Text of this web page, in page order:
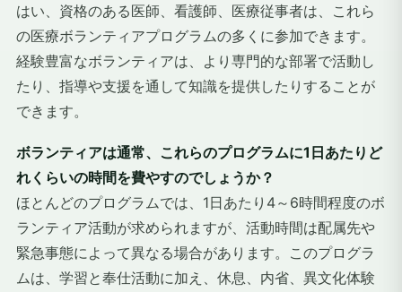
はい、資格のある医師、看護師、医療従事者は、これら
の医療ボランティアプログラムの多くに参加できます。
経験豊富なボランティアは、より専門的な部署で活動し
たり、指導や支援を通して知識を提供したりすることが
できます。
ボランティアは通常、これらのプログラムに1日あたりど
れくらいの時間を費やすのでしょうか？
ほとんどのプログラムでは、1日あたり4～6時間程度のボ
ランティア活動が求められますが、活動時間は配属先や
緊急事態によって異なる場合があります。このプログラ
ムは、学習と奉仕活動に加え、休息、内省、異文化体験